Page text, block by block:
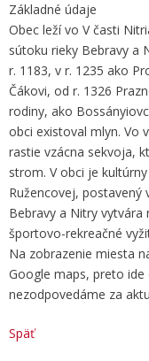
Základné údaje
Obec leží vo V časti
sútoku rieky Bebravy a
r. 1183, v r. 1235 ako
Čákovi, od r. 1326
rodiny, ako
obci existoval mlyn. Vo
rastie vzácna sekvoja,
strom. V obci je
Ružencovej, postavený
Bebravy a Nitry vytvára
športovo-rekreačné
Na zobrazenie miesta
Google maps, preto
nezodpovedáme za
Späť